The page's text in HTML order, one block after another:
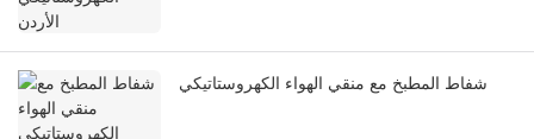
شفاط المطبخ مع منقي الهواء الكهروستاتيكي